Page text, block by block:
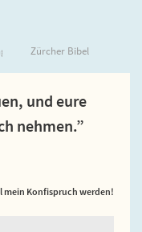
Zürcher Bibel
und eure
nehmen.”
mein Konfispruch werden!